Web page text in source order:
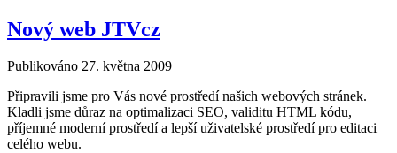
Nový web JTVcz
Publikováno 27. května 2009
Připravili jsme pro Vás nové prostředí našich webových stránek.
Kladli jsme důraz na optimalizaci SEO, validitu HTML kódu,
příjemné moderní prostředí a lepší uživatelské prostředí pro editaci
celého webu.